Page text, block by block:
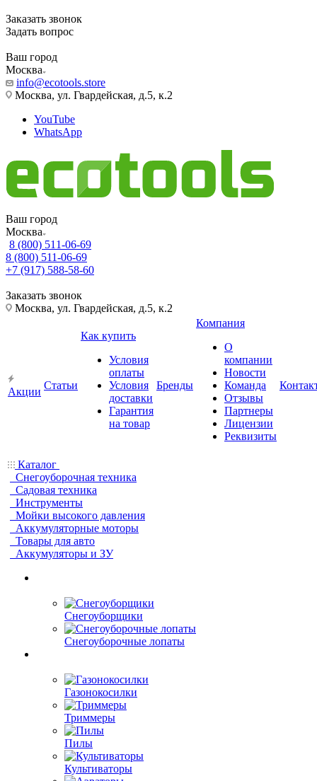
Заказать звонок
Задать вопрос
Ваш город
Москва
info@ecotools.store
Москва, ул. Гвардейская, д.5, к.2
YouTube
WhatsApp
Ваш город
Москва
8 (800) 511-06-69
8 (800) 511-06-69
+7 (917) 588-58-60
Заказать звонок
Москва, ул. Гвардейская, д.5, к.2
Акции
Статьи
Как купить
Условия
оплаты
Условия
доставки
Гарантия
на товар
Бренды
Компания
О
компании
Новости
Команда
Отзывы
Партнеры
Лицензии
Реквизиты
Каталог
Снегоуборочная техника
Садовая техника
Инструменты
Мойки высокого давления
Аккумуляторные моторы
Товары для авто
Аккумуляторы и ЗУ
Снегоуборщики
Снегоуборочные лопаты
Газонокосилки
Триммеры
Пилы
Культиваторы